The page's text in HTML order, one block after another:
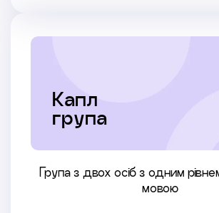
Капл
група
Група з двох осіб з одним
мовою